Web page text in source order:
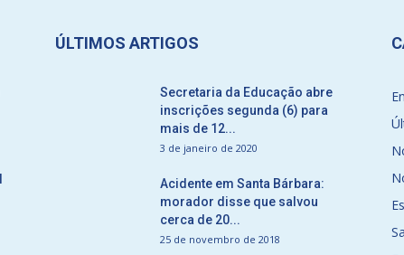
ÚLTIMOS ARTIGOS
Secretaria da Educação abre
inscrições segunda (6) para
mais de 12...
3 de janeiro de 2020
Acidente em Santa Bárbara:
morador disse que salvou
cerca de 20...
25 de novembro de 2018